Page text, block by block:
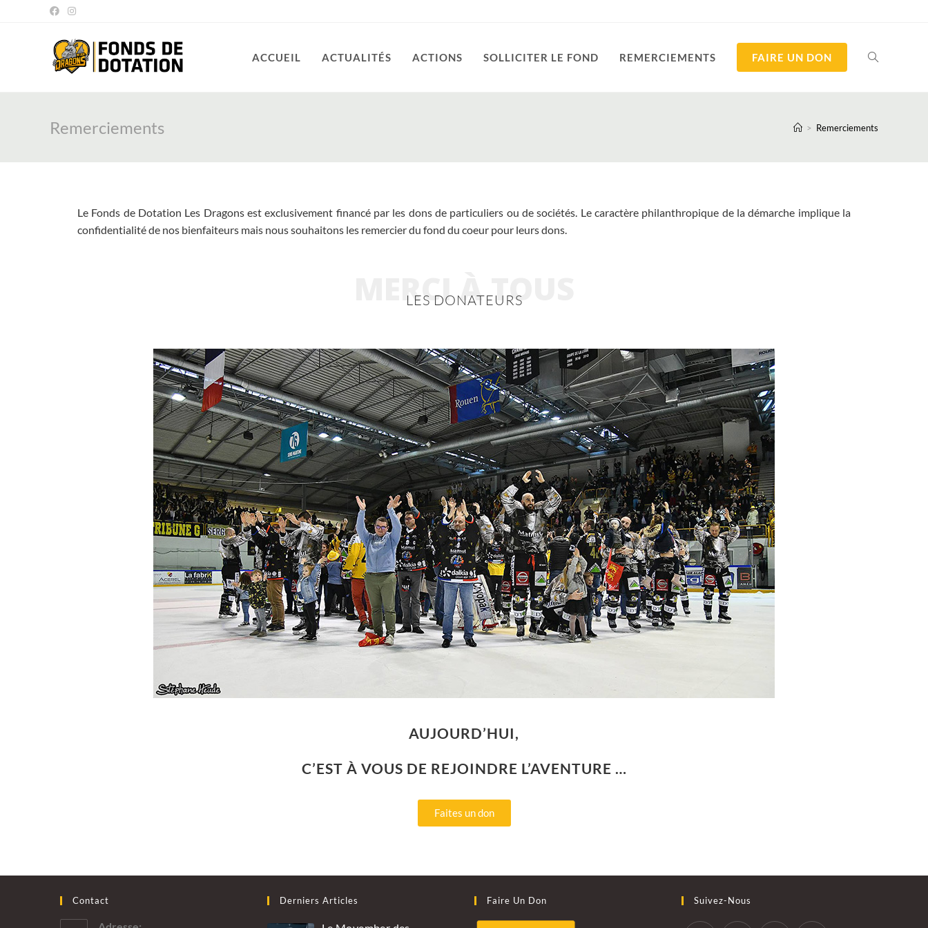
ACCUEIL ACTUALITÉS ACTIONS SOLLICITER LE FOND REMERCIEMENTS FAIRE UN DON
Remerciements > Remerciements
Le Fonds de Dotation Les Dragons est exclusivement financé par les dons de particuliers ou de sociétés. Le caractère philanthropique de la démarche implique la
confidentialité de nos bienfaiteurs mais nous souhaitons les remercier du fond du coeur pour leurs dons.
MERCI À TOUS
LES DONATEURS
AUJOURD’HUI,
C’EST À VOUS DE REJOINDRE L’AVENTURE …
Faites un don
Contact Derniers Articles Faire Un Don Suivez-Nous